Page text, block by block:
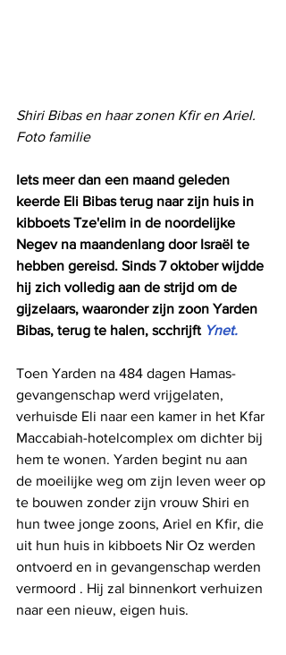
Shiri Bibas en haar zonen Kfir en Ariel.
Foto familie
Iets meer dan een maand geleden
keerde Eli Bibas terug naar zijn huis in
kibboets Tze'elim in de noordelijke
Negev na maandenlang door Israël te
hebben gereisd. Sinds 7 oktober wijdde
hij zich volledig aan de strijd om de
gijzelaars, waaronder zijn zoon Yarden
Bibas, terug te halen, scchrijft Ynet.
Toen Yarden na 484 dagen Hamas-
gevangenschap werd vrijgelaten,
verhuisde Eli naar een kamer in het Kfar
Maccabiah-hotelcomplex om dichter bij
hem te wonen. Yarden begint nu aan
de moeilijke weg om zijn leven weer op
te bouwen zonder zijn vrouw Shiri en
hun twee jonge zoons, Ariel en Kfir, die
uit hun huis in kibboets Nir Oz werden
ontvoerd en in gevangenschap werden
vermoord . Hij zal binnenkort verhuizen
naar een nieuw, eigen huis.